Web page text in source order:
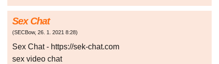
Sex Chat
(SECBow, 26. 1. 2021 8:28)
Sex Chat - https://sek-chat.com
sex video chat